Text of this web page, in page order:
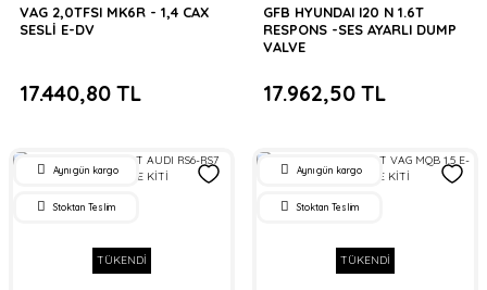
VAG 2,0TFSI MK6R - 1,4 CAX
SESLİ E-DV
17.440,80 TL
GFB HYUNDAI I20 N 1.6T
RESPONS -SES AYARLI DUMP
VALVE
17.962,50 TL
TÜKENDİ
Aynı gün kargo
Stoktan Teslim
TÜKENDİ
Aynı gün kargo
Stoktan Teslim